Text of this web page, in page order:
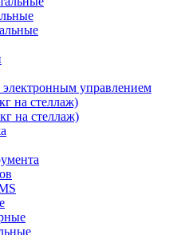
управлением
на стеллаж)
на стеллаж)